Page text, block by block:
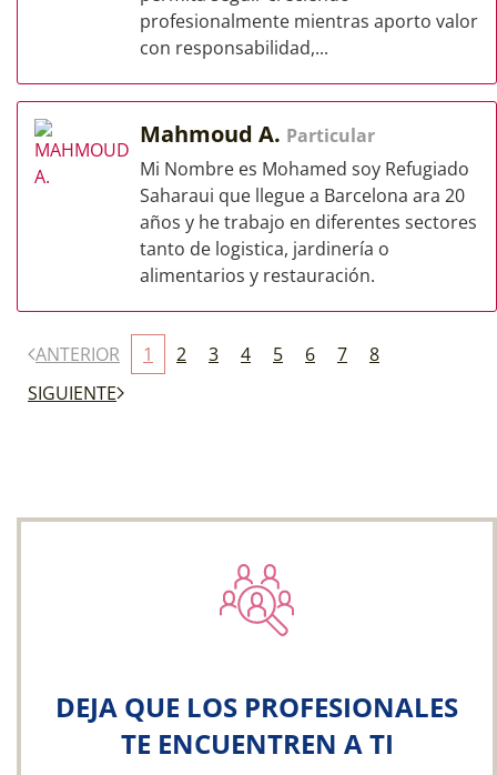
profesionalmente mientras aporto valor
con responsabilidad,...
Mahmoud A. Particular
Mi Nombre es Mohamed soy Refugiado
Saharaui que llegue a Barcelona ara 20
años y he trabajo en diferentes sectores
tanto de logistica, jardinería o
alimentarios y restauración.
ANTERIOR 1 2 3 4 5 6 7
8
SIGUIENTE
DEJA QUE LOS PROFESIONALES
TE ENCUENTREN A TI